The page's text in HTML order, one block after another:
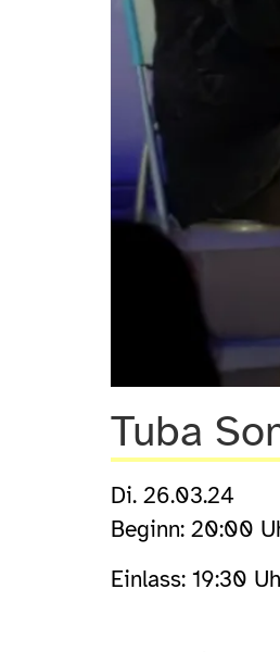
Tuba
Di. 26.03.24
Beginn: 20:00
Einlass: 19:30